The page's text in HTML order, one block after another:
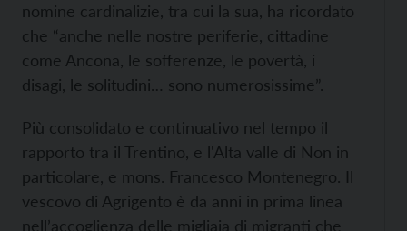
nomine cardinalizie, tra cui la sua, ha ricordato
che “anche nelle nostre periferie, cittadine
come Ancona, le sofferenze, le povertà, i
disagi, le solitudini… sono numerosissime”.
Più consolidato e continuativo nel tempo il
rapporto tra il Trentino, e l'Alta valle di Non in
particolare, e mons. Francesco Montenegro. Il
vescovo di Agrigento è da anni in prima linea
nell’accoglienza delle migliaia di migranti che